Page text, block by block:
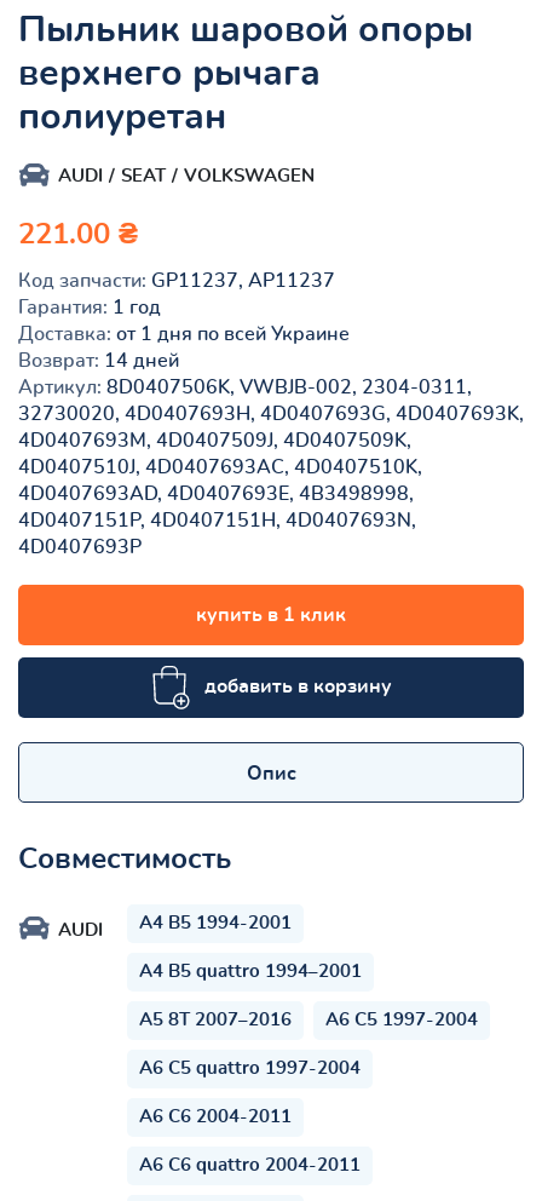
Пыльник шаровой опоры
верхнего рычага
полиуретан
AUDI SEAT VOLKSWAGEN
221.00 ₴
Код запчасти: GP11237, AP11237
Гарантия: 1 год
Доставка: от 1 дня по всей Украине
Возврат: 14 дней
Артикул: 8D0407506K, VWBJB-002, 2304-0311,
32730020, 4D0407693H, 4D0407693G, 4D0407693K,
4D0407693M, 4D0407509J, 4D0407509K,
4D0407510J, 4D0407693AC, 4D0407510K,
4D0407693AD, 4D0407693E, 4B3498998,
4D0407151P, 4D0407151H, 4D0407693N,
4D0407693P
купить в 1 клик
добавить в корзину
Опис
Совместимость
AUDI A4 B5 1994-2001
A4 B5 quattro 1994–2001
A5 8T 2007–2016 A6 C5 1997-2004
A6 C5 quattro 1997-2004
A6 C6 2004-2011
A6 C6 quattro 2004-2011